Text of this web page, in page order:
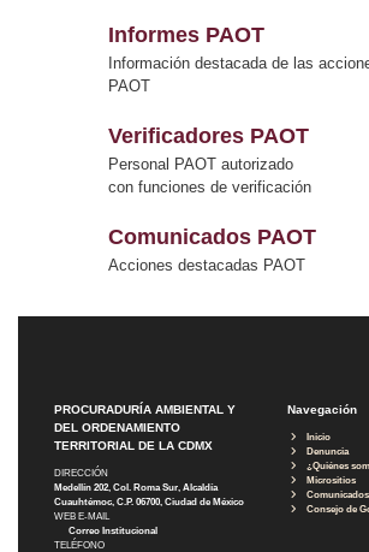
Informes PAOT
Información destacada de las
PAOT
Verificadores PAOT
Personal PAOT autorizado
con funciones de verificación
Comunicados PAOT
Acciones destacadas PAOT
PROCURADURÍA AMBIENTAL Y
DEL ORDENAMIENTO
TERRITORIAL DE LA CDMX
DIRECCIÓN
Medellín 202, Col. Roma Sur, Alcaldía
Cuauhtémoc, C.P. 06700, Ciudad de México
WEB E-MAIL
Correo Institucional
TELÉFONO
Navegación
Inicio
Denuncia
¿Quiénes
Micrositios
Comunicados
Consejo de